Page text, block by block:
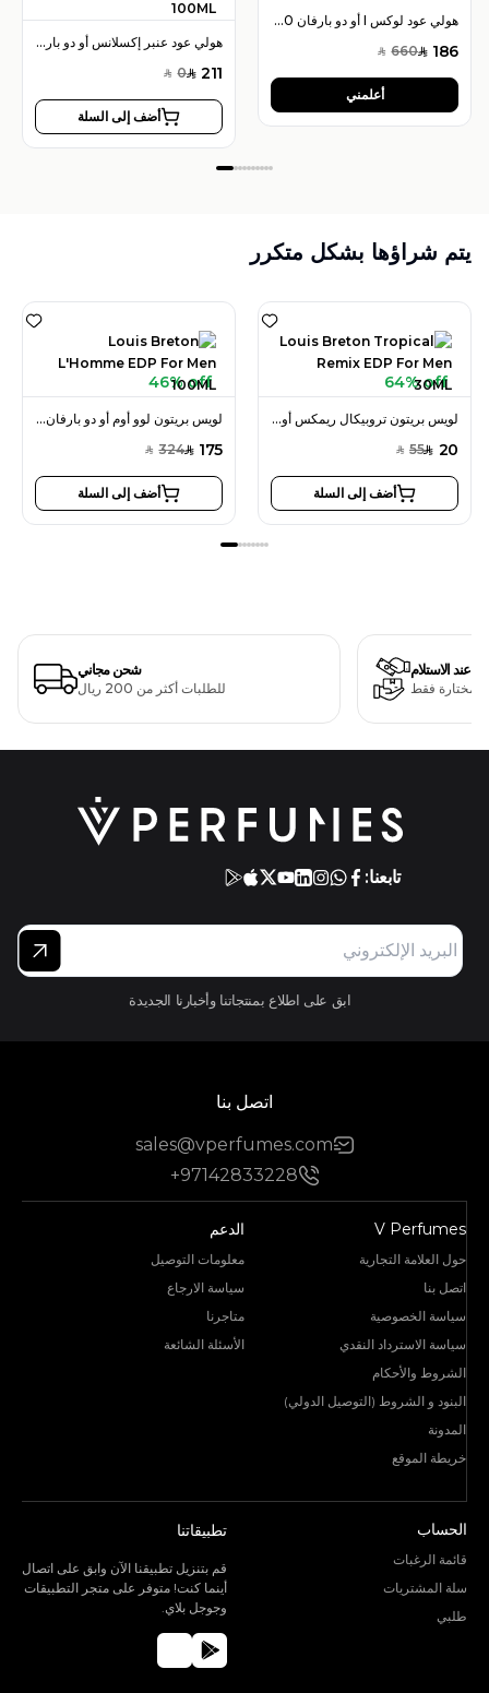
هولي عود عنبر إكسلانس أو دو بارفان 100 مل للجنسين
SAR 211
SAR 0
أضف إلى السلة
هولي عود لوكس I أو دو بارفان 100 مل للجنسين
SAR 186
SAR 660
أعلمني
يتم شراؤها بشكل متكرر
46% off
لويس بريتون لوو أوم أو دو بارفان 100 مل للرجال
SAR 175
SAR 324
أضف إلى السلة
64% off
لويس بريتون تروبيكال ريمكس أو دو بارفان 30 مل للرجال
SAR 20
SAR 55
أضف إلى السلة
شحن مجاني
للطلبات أكثر من 200 ريال
عند الاستلام
مختارة فقط
تابعنا:
ابق على اطلاع بمنتجاتنا وأخبارنا الجديدة
اتصل بنا
sales@vperfumes.com
+97142833228
V Perfumes
حول العلامة التجارية
اتصل بنا
سياسة الخصوصية
سياسة الاسترداد النقدي
الشروط والأحكام
البنود و الشروط (التوصيل الدولي)
المدونة
خريطة الموقع
الدعم
معلومات التوصيل
سياسة الارجاع
متاجرنا
الأسئلة الشائعة
الحساب
قائمة الرغبات
سلة المشتريات
طلبي
تطبيقاتنا
قم بتنزيل تطبيقنا الآن وابق على اتصال
أينما كنت! متوفر على متجر التطبيقات
وجوجل بلاي.